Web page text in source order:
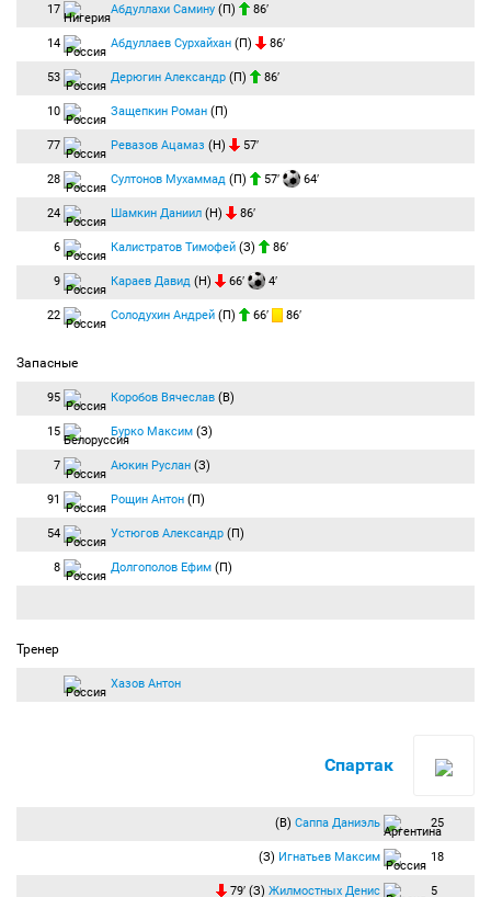
17 Абдуллахи Самину (П) 86′
14 Абдуллаев Сурхайхан (П) 86′
53 Дерюгин Александр (П) 86′
10 Защепкин Роман (П)
77 Ревазов Ацамаз (Н) 57′
28 Султонов Мухаммад (П) 57′ 64′
24 Шамкин Даниил (Н) 86′
6 Калистратов Тимофей (З) 86′
9 Караев Давид (Н) 66′ 4′
22 Солодухин Андрей (П) 66′ 86′
Запасные
95 Коробов Вячеслав (В)
15 Бурко Максим (З)
7 Аюкин Руслан (З)
91 Рощин Антон (П)
54 Устюгов Александр (П)
8 Долгополов Ефим (П)
Тренер
Хазов Антон
Спартак
(В) Саппа Даниэль 25
(З) Игнатьев Максим 18
79′ (З) Жилмостных Денис 5